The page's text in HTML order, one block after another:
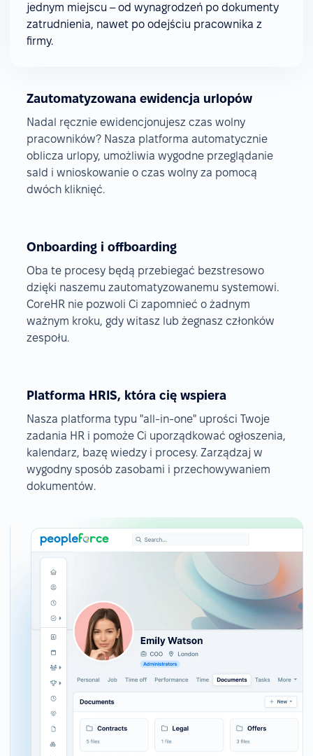
jednym miejscu – od wynagrodzeń po dokumenty
zatrudnienia, nawet po odejściu pracownika z
firmy.
Zautomatyzowana ewidencja urlopów
Nadal ręcznie ewidencjonujesz czas wolny
pracowników? Nasza platforma automatycznie
oblicza urlopy, umożliwia wygodne przeglądanie
sald i wnioskowanie o czas wolny za pomocą
dwóch kliknięć.
Onboarding i offboarding
Oba te procesy będą przebiegać bezstresowo
dzięki naszemu zautomatyzowanemu systemowi.
CoreHR nie pozwoli Ci zapomnieć o żadnym
ważnym kroku, gdy witasz lub żegnasz członków
zespołu.
Platforma HRIS, która cię wspiera
Nasza platforma typu "all-in-one" uprości Twoje
zadania HR i pomoże Ci uporządkować ogłoszenia,
kalendarz, bazę wiedzy i procesy. Zarządzaj w
wygodny sposób zasobami i przechowywaniem
dokumentów.